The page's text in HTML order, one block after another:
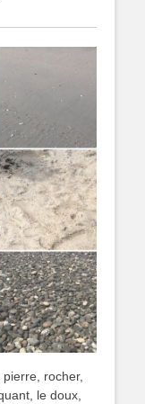
rocher,
le doux,